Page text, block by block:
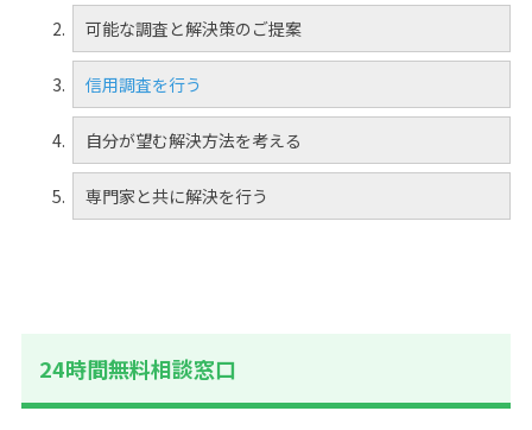
可能な調査と解決策のご提案
信用調査を行う
自分が望む解決方法を考える
専門家と共に解決を行う
24時間無料相談窓口